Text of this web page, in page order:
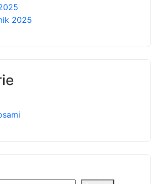
2025